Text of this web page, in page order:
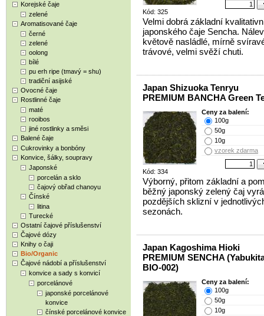
Korejské čaje
zelené
Aromatisované čaje
černé
zelené
oolong
bílé
pu erh ripe (tmavý = shu)
tradiční asijské
Ovocné čaje
Rostlinné čaje
maté
rooibos
jiné rostlinky a směsi
Balené čaje
Cukrovinky a bonbóny
Konvice, šálky, soupravy
Japonské
porcelán a sklo
čajový obřad chanoyu
Čínské
litina
Turecké
Ostatní čajové příslušenství
Čajové dózy
Knihy o čaji
Bio/Organic
Čajové nádobí a příslušenství
konvice a sady s konvicí
porcelánové
japonské porcelánové
konvice
čínské porcelánové konvice
Kód: 325
Velmi dobrá základní
japonského čaje Sencha.
květově nasládlé, mírně
trávové, velmi svěží chuti.
Japan Shizuoka Tenryu
PREMIUM BANCHA Green
Kód: 334
Ceny za balení:
100g
50g
10g
vzorek zdarma
Výborný, přitom základní a
běžný japonský zelený čaj
pozdějších sklizní v
sezonách.
Japan Kagoshima Hioki
PREMIUM SENCHA
BIO-002)
Ceny za balení:
100g
50g
10g